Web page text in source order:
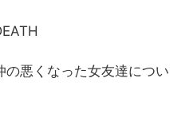
の悪くなった女友達につい